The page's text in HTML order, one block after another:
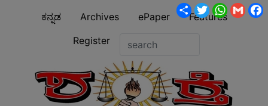
ಕನ್ನಡ Archives ePaper
Features
Register
ShareTwitter